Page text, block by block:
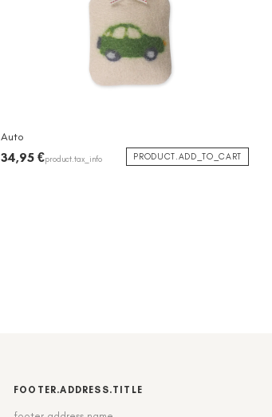
Auto
34,95 €product.tax_info PRODUCT.ADD_TO_CART
FOOTER.ADDRESS.TITLE